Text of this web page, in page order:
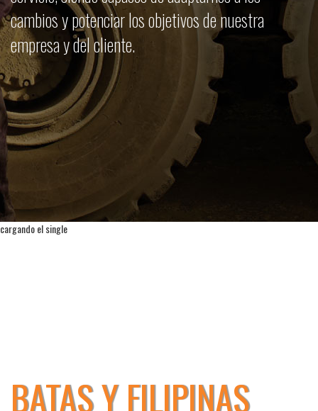
cambios y potenciar los objetivos de nuestra
empresa y del cliente.
cargando el single
BATAS Y FILIPINAS